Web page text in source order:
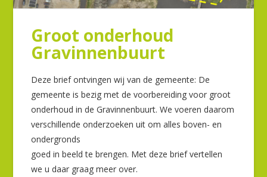
Groot onderhoud
Gravinnenbuurt
Deze brief ontvingen wij van de gemeente: De
gemeente is bezig met de voorbereiding voor groot
onderhoud in de Gravinnenbuurt. We voeren daarom
verschillende onderzoeken uit om alles boven- en
ondergronds
goed in beeld te brengen. Met deze brief vertellen
we u daar graag meer over.